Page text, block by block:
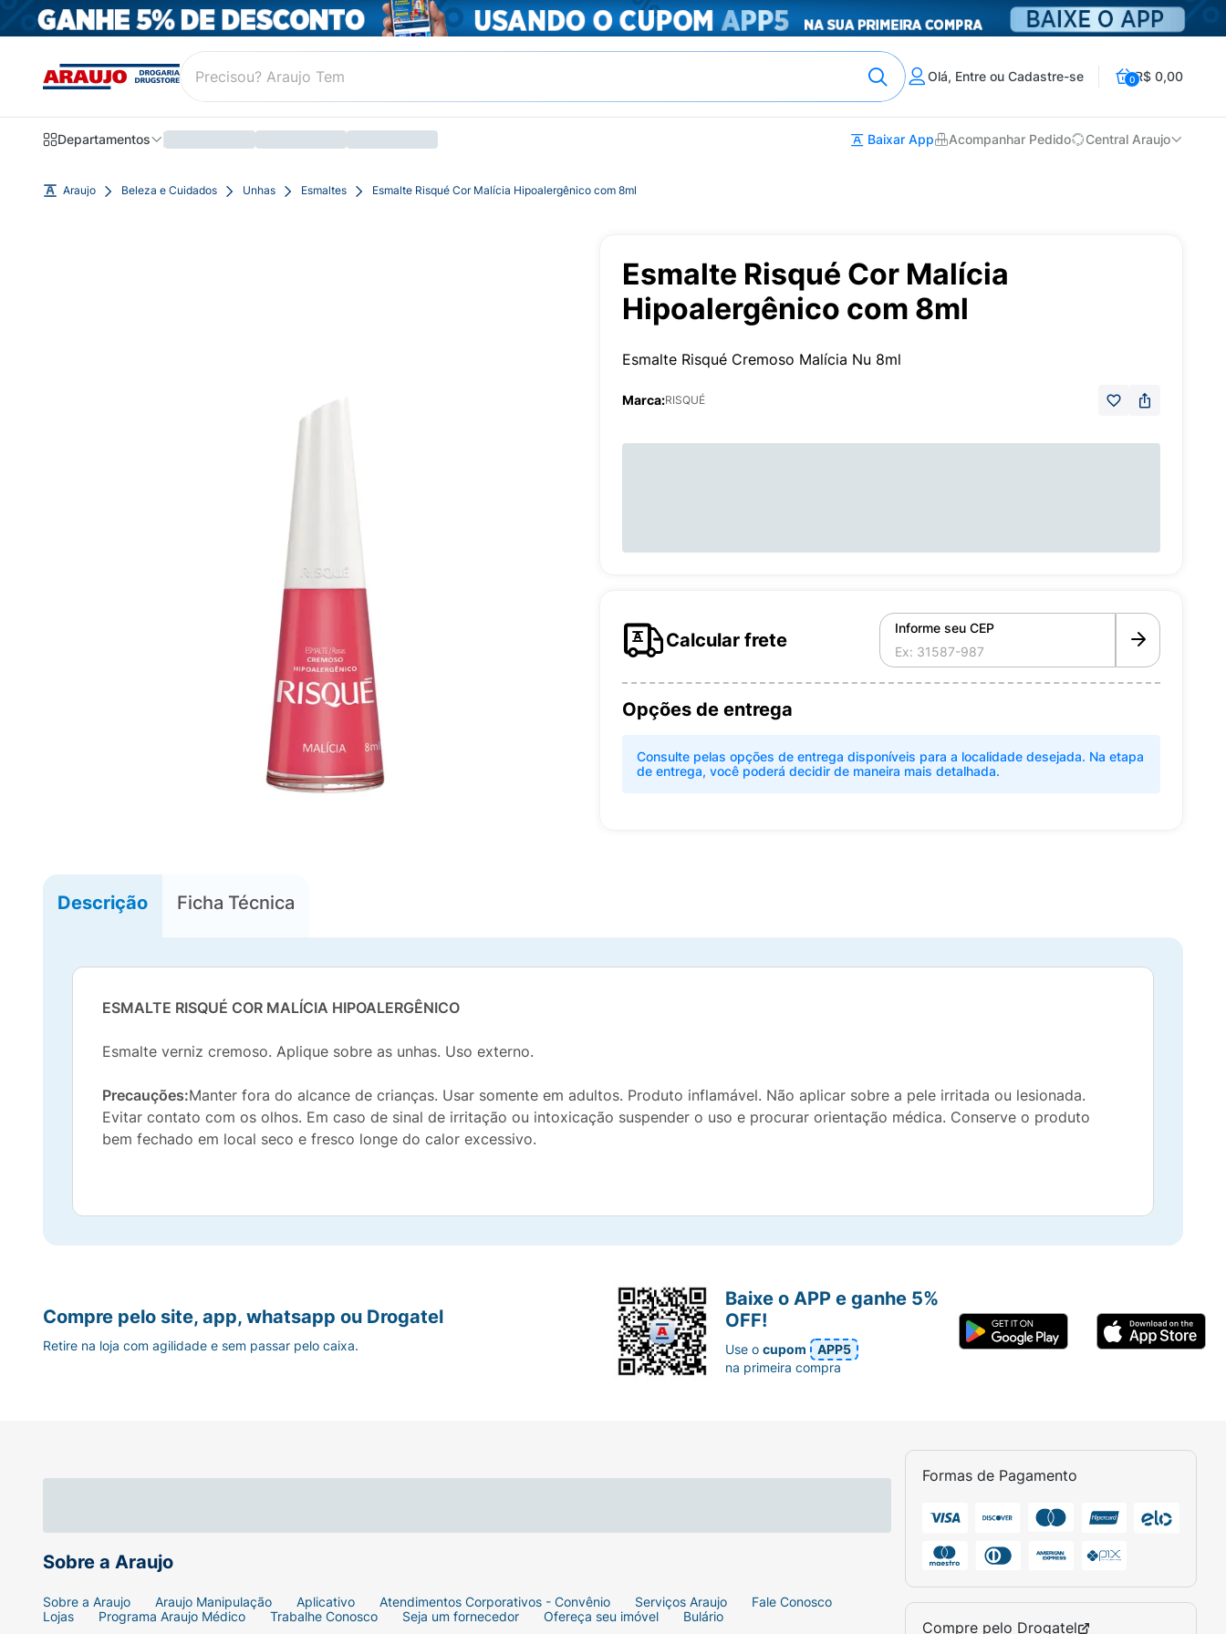
Olá, Entre ou Cadastre-se 0R$ 0,00
Departamentos Baixar App Acompanhar Pedido Central Araujo
Araujo Beleza e Cuidados Unhas Esmaltes Esmalte Risqué Cor Malícia Hipoalergênico com 8ml
Esmalte Risqué Cor Malícia
Hipoalergênico com 8ml
Esmalte Risqué Cremoso Malícia Nu 8ml
Marca:RISQUÉ
Calcular frete
Informe seu CEP
Opções de entrega
Consulte pelas opções de entrega disponíveis para a localidade desejada. Na etapa
de entrega, você poderá decidir de maneira mais detalhada.
Descrição Ficha Técnica
ESMALTE RISQUÉ COR MALÍCIA HIPOALERGÊNICO
Esmalte verniz cremoso. Aplique sobre as unhas. Uso externo.
Precauções:Manter fora do alcance de crianças. Usar somente em adultos. Produto inflamável. Não aplicar sobre a pele irritada ou lesionada.
Evitar contato com os olhos. Em caso de sinal de irritação ou intoxicação suspender o uso e procurar orientação médica. Conserve o produto
bem fechado em local seco e fresco longe do calor excessivo.
Sobre a Araujo
Sobre a Araujo Araujo Manipulação Aplicativo Atendimentos Corporativos - Convênio Serviços Araujo
Fale Conosco
Lojas
Programa Araujo Médico Trabalhe Conosco Seja um fornecedor Ofereça seu imóvel Bulário
Formas de Pagamento
Compre pelo Drogatel
Compre pelo site, app, whatsapp ou Drogatel
Retire na loja com agilidade e sem passar pelo caixa.
Baixe o APP e ganhe 5%
OFF!
Use ocupom
APP5
na primeira compra